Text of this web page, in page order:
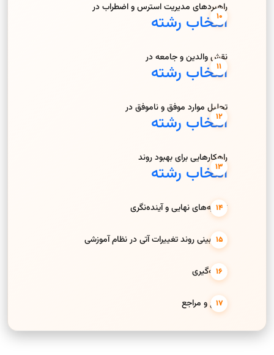
راهبردهای مدیریت استرس و اضطراب در
انتخاب رشته
نقش والدین و جامعه در
انتخاب رشته
تحلیل موارد موفق و ناموفق در
انتخاب رشته
راهکارهایی برای بهبود روند
انتخاب رشته
توصیه‌های نهایی و آینده‌نگری
پیش‌بینی روند تغییرات آتی در نظام آموزشی
نتیجه‌گیری
منابع و مراجع